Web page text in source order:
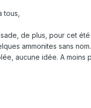
tous,
de plus, pour cet
ammonites sans
aucune idée. A